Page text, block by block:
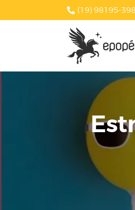
(19) 98195-